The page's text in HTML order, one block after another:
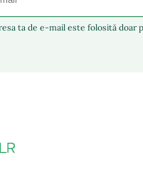
ta de e-mail este folosită